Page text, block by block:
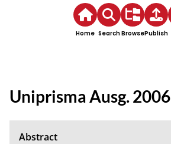
Home SearchBrowsePublish
Uniprisma Ausg. 2006